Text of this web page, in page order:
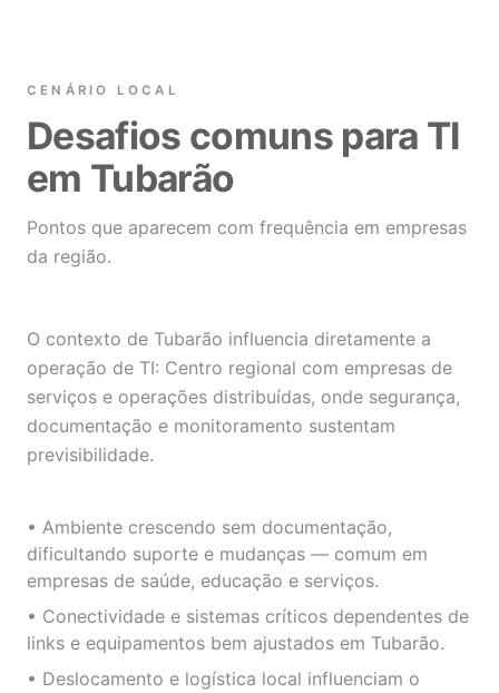
CENÁRIO LOCAL
Desafios comuns para TI
em Tubarão
Pontos que aparecem com frequência em empresas
da região.
O contexto de Tubarão influencia diretamente a
operação de TI: Centro regional com empresas de
serviços e operações distribuídas, onde segurança,
documentação e monitoramento sustentam
previsibilidade.
• Ambiente crescendo sem documentação,
dificultando suporte e mudanças — comum em
empresas de saúde, educação e serviços.
• Conectividade e sistemas críticos dependentes de
links e equipamentos bem ajustados em Tubarão.
• Deslocamento e logística local influenciam o